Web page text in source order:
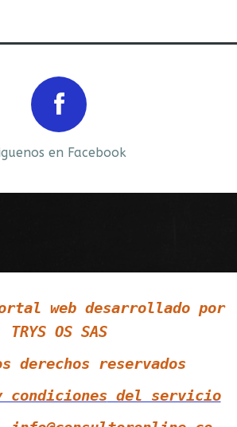
en Facebook
web desarrollado por
TRYS OS SAS
derechos reservados
condiciones del servicio